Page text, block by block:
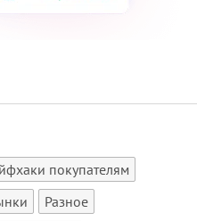
покупателям
Разное